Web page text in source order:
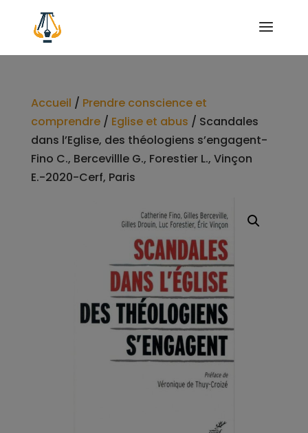
Accueil / Prendre conscience et
comprendre/ Eglise et abus / Scandales
dans l’Eglise, des théologiens s’engagent-
Fino C., Bercevillle G., Forestier L., Vinçon
E.-2020-Cerf, Paris